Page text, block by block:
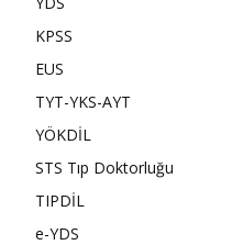
KPSS
EUS
TYT-YKS-AYT
YÖKDİL
STS Tıp Doktorluğu
TIPDİL
e-YDS